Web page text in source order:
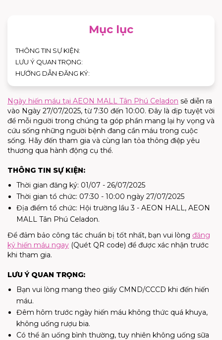
Mục lục
THÔNG TIN SỰ KIỆN:
LƯU Ý QUAN TRỌNG:
HƯỚNG DẪN ĐĂNG KÝ:
Ngày hiến máu tại AEON MALL Tân Phú Celadon sẽ diễn ra
vào Ngày 27/07/2025, từ 7:30 đến 10:00. Đây là dịp tuyệt vời
để mỗi người trong chúng ta góp phần mang lại hy vọng và
cứu sống những người bệnh đang cần máu trong cuộc
sống. Hãy đến tham gia và cùng lan tỏa thông điệp yêu
thương qua hành động cụ thể.
THÔNG TIN SỰ KIỆN:
Thời gian đăng ký: 01/07 - 26/07/2025
Thời gian tổ chức: 07:30 - 10:00 ngày 27/07/2025
Địa điểm tổ chức: Hội trường lầu 3 - AEON HALL, AEON
MALL Tân Phú Celadon.
Để đảm bảo công tác chuẩn bị tốt nhất, bạn vui lòng đăng
ký hiến máu ngay (Quét QR code) để được xác nhận trước
khi tham gia.
LƯU Ý QUAN TRỌNG:
Bạn vui lòng mang theo giấy CMND/CCCD khi đến hiến
máu.
Đêm hôm trước ngày hiến máu không thức quá khuya,
không uống rượu bia.
Có thể ăn uống bình thường, tuy nhiên không uống sữa